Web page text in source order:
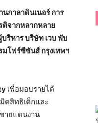
กาลาดินเนอร์ การ
ติจากหลากหลาย
ริหาร บริษัท เวบ พับ
โฟร์ซีซันส์ กรุงเทพฯ
เพื่อมอบรายได้
ดสิทธิเด็กและ
ายแดนงาน